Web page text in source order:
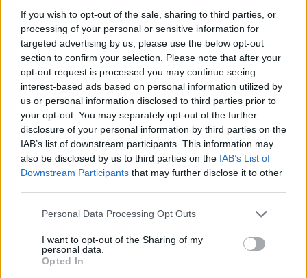
If you wish to opt-out of the sale, sharing to third parties, or
processing of your personal or sensitive information for
targeted advertising by us, please use the below opt-out
section to confirm your selection. Please note that after your
opt-out request is processed you may continue seeing
interest-based ads based on personal information utilized by
us or personal information disclosed to third parties prior to
your opt-out. You may separately opt-out of the further
disclosure of your personal information by third parties on the
IAB’s list of downstream participants. This information may
also be disclosed by us to third parties on the IAB’s List of
Downstream Participants that may further disclose it to other
Personal Data Processing Opt Outs
I want to opt-out of the Sharing of my
personal data.
Opted In
Καλημέρης-Κοντοβά: Το πρώτο καλοκαίρι